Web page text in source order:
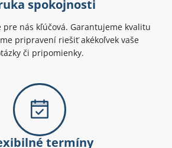
spokojnosti
pre nás kľúčová. Garantujeme kvalitu
pripravení riešiť akékoľvek vaše
či pripomienky.
termíny